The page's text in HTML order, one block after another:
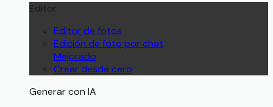
Editor
Editor de fotos
Edición de foto por chat
Mejorado
Crear desde cero
Generar con IA